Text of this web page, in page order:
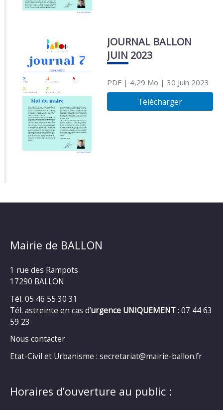
JOURNAL BALLON
JUIN 2023
PDF| 4,29 Mo | 30 Juin 2023
Télécharger
Mairie de BALLON
1 rue des Rampots
17290 BALLON
Tél. 05 46 55 30 31
Tél. astreinte en cas d’urgence UNIQUEMENT: 07 44 63
59 23
Nous contacter
Etat-Civil et Urbanisme : secretariat@mairie-ballon.fr
Horaires d’ouverture au public :